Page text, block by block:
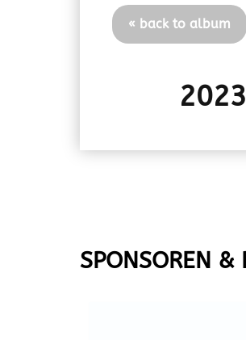
« back to album
SPONSOREN &